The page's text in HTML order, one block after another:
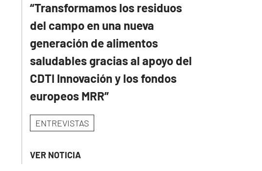
“Transformamos los residuos
del campo en una nueva
generación de alimentos
saludables gracias al apoyo del
CDTI Innovación y los fondos
europeos MRR”
ENTREVISTAS
VER NOTICIA